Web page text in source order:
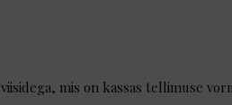
mis on kassas tellimuse